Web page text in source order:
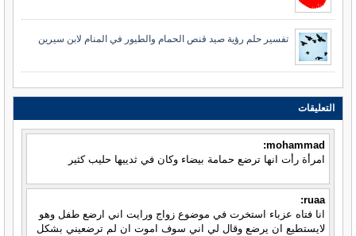
تفسير حلم رؤية صيد قنص الحمام والطيور في المنام لابن سيرين
التعليقات
mohammad:
امرأة رأت انها ترضع حمامة بيضاء وكان في ثدييها حليب كثير
ruaa:
انا فتاه عزباء استخرت في موضوع زواج ورايت اني ارضع طفل وهو
لايستطيع ان يرضع وقال لي اني سوف اموت ان لم ترضعيني بشكل